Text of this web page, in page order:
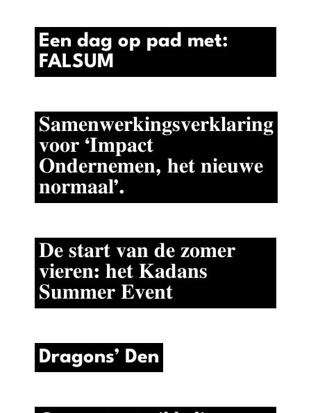
Een dag op pad met:
FALSUM
𝐒𝐚𝐦𝐞𝐧𝐰𝐞𝐫𝐤𝐢𝐧𝐠𝐬𝐯𝐞𝐫𝐤𝐥𝐚𝐫𝐢𝐧𝐠
𝐯𝐨𝐨𝐫 ‘𝐈𝐦𝐩𝐚𝐜𝐭
𝐎𝐧𝐝𝐞𝐫𝐧𝐞𝐦𝐞𝐧, 𝐡𝐞𝐭 𝐧𝐢𝐞𝐮𝐰𝐞
𝐧𝐨𝐫𝐦𝐚𝐚𝐥’.
𝐃𝐞 𝐬𝐭𝐚𝐫𝐭 𝐯𝐚𝐧 𝐝𝐞 𝐳𝐨𝐦𝐞𝐫
𝐯𝐢𝐞𝐫𝐞𝐧: 𝐡𝐞𝐭 𝐊𝐚𝐝𝐚𝐧𝐬
𝐒𝐮𝐦𝐦𝐞𝐫 𝐄𝐯𝐞𝐧𝐭
Dragons’ Den